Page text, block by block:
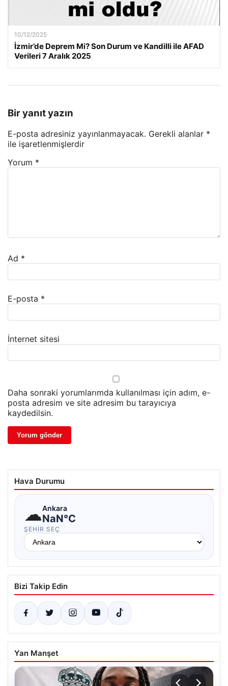
10/12/2025
İzmir’de Deprem Mi? Son Durum ve Kandilli ile AFAD
Verileri 7 Aralık 2025
Bir yanıt yazın
E-posta adresiniz yayınlanmayacak. Gerekli alanlar *
ile işaretlenmişlerdir
Yorum *
Ad *
E-posta *
İnternet sitesi
Daha sonraki yorumlarımda kullanılması için adım, e-
posta adresim ve site adresim bu tarayıcıya
kaydedilsin.
Hava Durumu
☁Ankara
NaN°C
ŞEHIR SEÇ
Bizi Takip Edin
Yan Manşet